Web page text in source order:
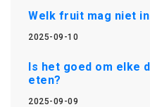
Welk fruit mag niet
2025-09-10
Is het goed om elke
eten?
2025-09-09